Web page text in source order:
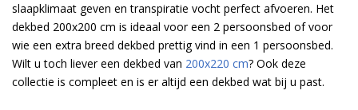
slaapklimaat geven en transpiratie vocht perfect afvoeren. Het
dekbed 200x200 cm is ideaal voor een 2 persoonsbed of voor
wie een extra breed dekbed prettig vind in een 1 persoonsbed.
Wilt u toch liever een dekbed van 200x220 cm? Ook deze
collectie is compleet en is er altijd een dekbed wat bij u past.